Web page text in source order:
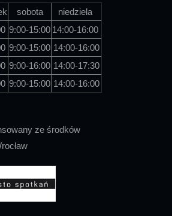
sobota
niedziela
9:00-15:00 14:00-16:00
9:00-15:00 14:00-16:00
9:00-16:00 14:00-17:30
9:00-15:00 14:00-16:00
ze środków